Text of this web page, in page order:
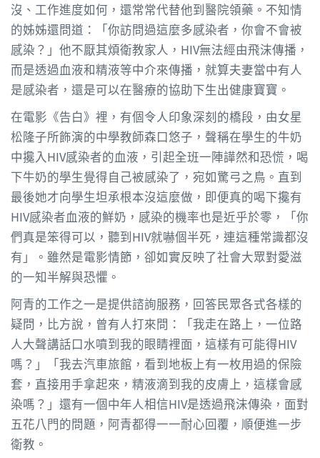
沒、工作進度如何，還常常代替他到醫院領藥。不知情
的姊姊還問道：「你訪問過這麼多感染者，你會不會被
感染？」他不厭其煩衛教家人，HIV無法經由飛沫傳播，
而是透過血液和精液等中介來傳播，就算夫妻當中有人
是感染者，還是可以在醫療的協助下生出健康寶寶。
在電影《告白》裡，有個令人印象深刻的橋段，由女星
松隆子所飾演的中學教師森口悠子，聲稱在學生的牛奶
中攙入HIV感染者的血液，引起全班一陣譁然和恐慌，喝
下牛奶的學生覺得自己被感染了，宛如驚弓之鳥。直到
最後她才向學生坦承根本沒這麼做，即便真的喝下攙有
HIV感染者血液的鮮奶，感染的機率也是近乎於零，「你
們真是笨得可以，聽到HIV就嚇個半死，連這種常識都沒
有」。雖然是電影情節，卻如實反映了社會大眾對愛滋
的一知半解與恐懼。
阿青的工作之一是提供諮詢服務，回答民眾各式各樣的
疑問，比方說，曾有人打來問：「我走在路上，一位路
人大聲講話口水噴到我的眼睛裡面，這樣有可能得HIV
嗎？」「我去汽車旅館，看到地板上有一枚用過的保險
套，直接用手拿起來，精液滴到我的皮膚上，這樣會感
染嗎？」還有一個中年人相信HIV是透過飛沫傳染，面對
五花八門的問題，阿青都得一一耐心回覆，順便進一步
衛教。